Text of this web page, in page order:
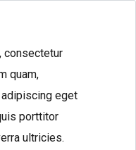
your
consectetur
quam,
eget
porttitor
ultricies.